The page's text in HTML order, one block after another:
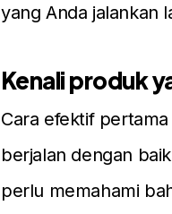
yang Anda jalankan
Kenali produk
Cara efektif
berjalan dengan
perlu memahami